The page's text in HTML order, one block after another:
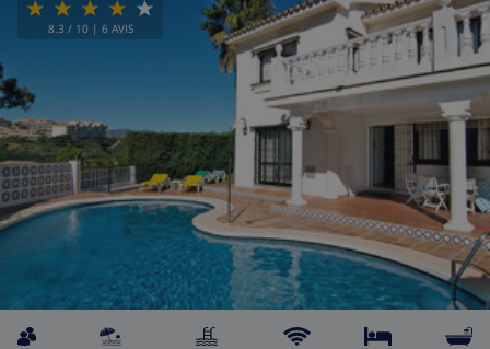
8.3 / 10 | 6 AVIS